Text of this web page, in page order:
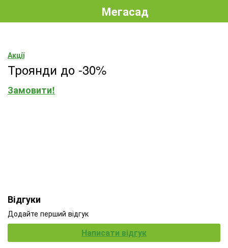
Мегасад
Акції
Троянди до -30%
Замовити!
Відгуки
Додайте перший відгук
Написати відгук